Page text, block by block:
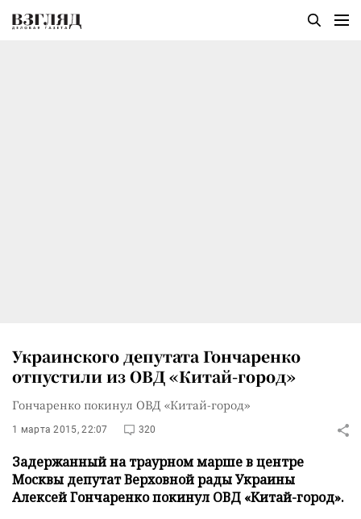
Украинского депутата Гончаренко
отпустили из ОВД «Китай-город»
Гончаренко покинул ОВД «Китай-город»
1 марта 2015, 22:07 320
Задержанный на траурном марше в центре
Москвы депутат Верховной рады Украины
Алексей Гончаренко покинул ОВД «Китай-город».